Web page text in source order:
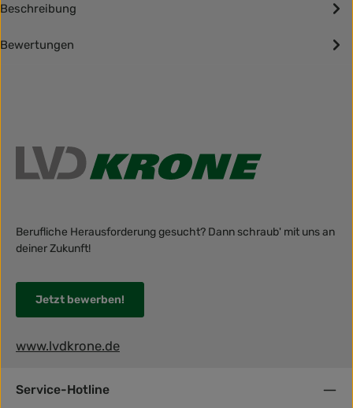
Beschreibung
Bewertungen
Berufliche Herausforderung gesucht? Dann schraub' mit uns an
deiner Zukunft!
Jetzt bewerben!
www.lvdkrone.de
Service-Hotline